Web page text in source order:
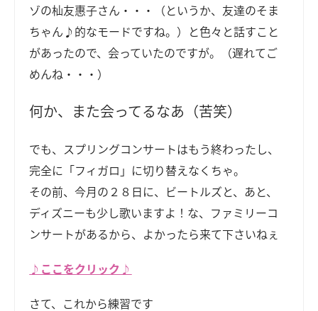
ゾの杣友惠子さん・・・（というか、友達のそま
ちゃん♪的なモードですね。）と色々と話すこと
があったので、会っていたのですが。（遅れてご
めんね・・・）
何か、また会ってるなあ（苦笑）
でも、スプリングコンサートはもう終わったし、
完全に「フィガロ」に切り替えなくちゃ。
その前、今月の２８日に、ビートルズと、あと、
ディズニーも少し歌いますよ！な、ファミリーコ
ンサートがあるから、よかったら来て下さいねぇ
♪ここをクリック♪
さて、これから練習です